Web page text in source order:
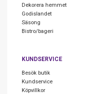
Dekorera hemmet
Godislandet
Säsong
Bistro/bageri
KUNDSERVICE
Besök butik
Kundservice
Köpvillkor